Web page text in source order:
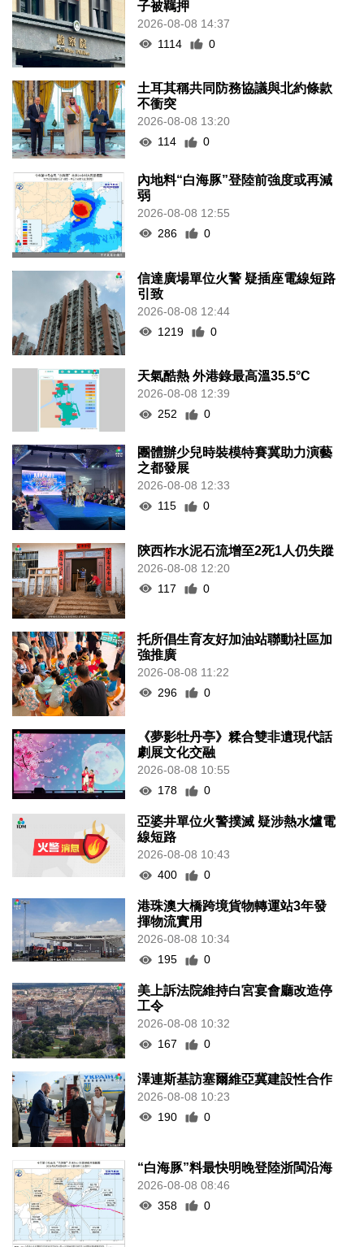
子被羈押
2026-08-08 14:37
1114
0
土耳其稱共同防務協議與北約條款
不衝突
2026-08-08 13:20
114
0
內地料“白海豚”登陸前強度或再減
弱
2026-08-08 12:55
286
0
信達廣場單位火警 疑插座電線短路
引致
2026-08-08 12:44
1219
0
天氣酷熱 外港錄最高溫35.5°C
2026-08-08 12:39
252
0
團體辦少兒時裝模特賽冀助力演藝
之都發展
2026-08-08 12:33
115
0
陝西柞水泥石流增至2死1人仍失蹤
2026-08-08 12:20
117
0
托所倡生育友好加油站聯動社區加
強推廣
2026-08-08 11:22
296
0
《夢影牡丹亭》糅合雙非遺現代話
劇展文化交融
2026-08-08 10:55
178
0
亞婆井單位火警撲滅 疑涉熱水爐電
線短路
2026-08-08 10:43
400
0
港珠澳大橋跨境貨物轉運站3年發
揮物流實用
2026-08-08 10:34
195
0
美上訴法院維持白宮宴會廳改造停
工令
2026-08-08 10:32
167
0
澤連斯基訪塞爾維亞冀建設性合作
2026-08-08 10:23
190
0
“白海豚”料最快明晚登陸浙閩沿海
2026-08-08 08:46
358
0